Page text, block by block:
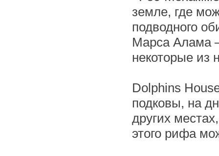
земле, где
подводного
Марса Алама
некоторые из
Dolphins
подковы, на
других
этого рифа